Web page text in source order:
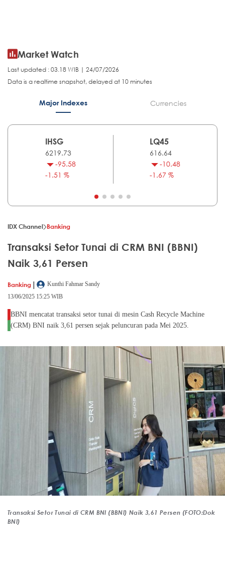
Market Watch
Last updated : 03.18 WIB | 24/07/2026
Data is a realtime snapshot, delayed at 10 minutes
Major Indexes Currencies
IHSG
6219.73
-95.58
-1.51 %
LQ45
616.64
-10.48
-1.67 %
IDX Channel Banking
Transaksi Setor Tunai di CRM BNI (BBNI)
Naik 3,61 Persen
Banking |
Kunthi Fahmar Sandy
13/06/2025 15:25 WIB
BBNI mencatat transaksi setor tunai di mesin Cash Recycle Machine
(CRM) BNI naik 3,61 persen sejak peluncuran pada Mei 2025.
Transaksi Setor Tunai di CRM BNI (BBNI) Naik 3,61 Persen (FOTO:Dok
BNI)